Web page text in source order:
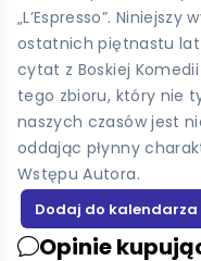
„L’Espresso”.
ostatnich piętnastu lat
cytat z Boskiej
tego zbioru, który nie
naszych czasów jest
oddając płynny
Wstępu Autora.
Opinie